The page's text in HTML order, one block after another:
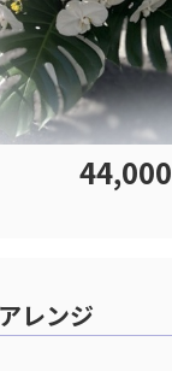
44,000
レンジ